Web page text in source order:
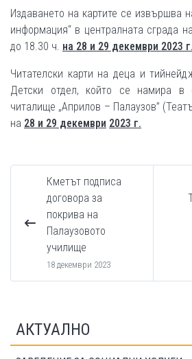
Издаването на картите се извършва
информация“ в централната сграда
до 18.30 ч. на 28 и 29 декември 2023 г.
Читателски карти на деца и
Детски отдел, който се намира в
читалище „Априлов – Палаузов”
на 28 и 29 декември 2023 г.
Кметът подписа
договора за
покрива на
Палаузовото
училище
18 декември 2023
АКТУАЛНО